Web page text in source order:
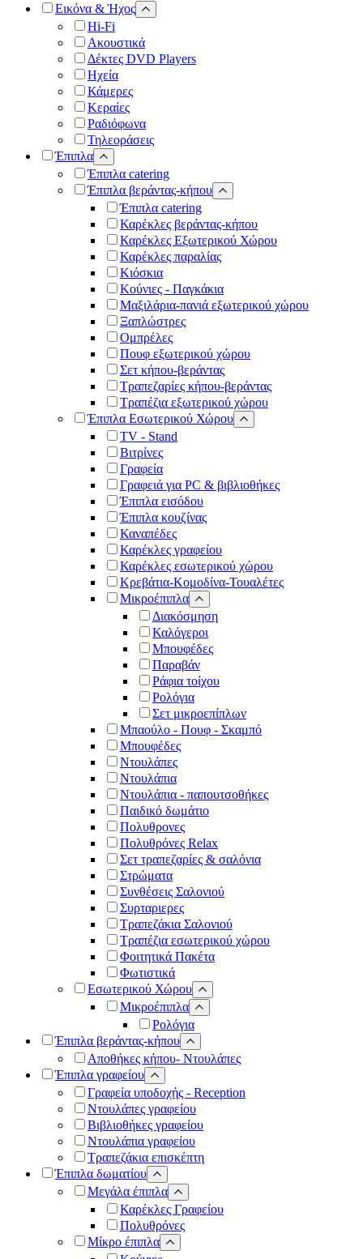
Εικόνα & Ήχος
Hi-Fi
Ακουστικά
Δέκτες DVD Players
Ηχεία
Κάμερες
Κεραίες
Ραδιόφωνα
Τηλεοράσεις
Έπιπλα
Έπιπλα catering
Έπιπλα βεράντας-κήπου
Έπιπλα catering
Καρέκλες βεράντας-κήπου
Καρέκλες Εξωτερικού Χώρου
Καρέκλες παραλίας
Κιόσκια
Κούνιες - Παγκάκια
Μαξιλάρια-πανιά εξωτερικού χώρου
Ξαπλώστρες
Ομπρέλες
Πουφ εξωτερικού χώρου
Σετ κήπου-βεράντας
Τραπεζαρίες κήπου-βεράντας
Τραπέζια εξωτερικού χώρου
Έπιπλα Εσωτερικού Χώρου
TV - Stand
Βιτρίνες
Γραφεία
Γραφειά για PC & βιβλιοθήκες
Έπιπλα εισόδου
Έπιπλα κουζίνας
Καναπέδες
Καρέκλες γραφείου
Καρέκλες εσωτερικού χώρου
Κρεβάτια-Κομοδίνα-Τουαλέτες
Μικροέπιπλα
Διακόσμηση
Καλόγεροι
Μπουφέδες
Παραβάν
Ράφια τοίχου
Ρολόγια
Σετ μικροεπίπλων
Μπαούλο - Πουφ - Σκαμπό
Μπουφέδες
Ντουλάπες
Ντουλάπια
Ντουλάπια - παπουτσοθήκες
Παιδικό δωμάτιο
Πολυθρονες
Πολυθρόνες Relax
Σετ τραπεζαρίες & σαλόνια
Στρώματα
Συνθέσεις Σαλονιού
Συρταριερες
Τραπεζάκια Σαλονιού
Τραπέζια εσωτερικού χώρου
Φοιτητικά Πακέτα
Φωτιστικά
Εσωτερικού Χώρου
Μικροέπιπλα
Ρολόγια
Έπιπλα βεράντας-κήπου
Αποθήκες κήπου- Ντουλάπες
Έπιπλα γραφείου
Γραφεία υποδοχής - Reception
Ντουλάπες γραφείου
Βιβλιοθήκες γραφείου
Ντουλάπια γραφείου
Τραπεζάκια επισκέπτη
Έπιπλα δωματίου
Μεγάλα έπιπλα
Καρέκλες Γραφείου
Πολυθρόνες
Μίκρο έπιπλα